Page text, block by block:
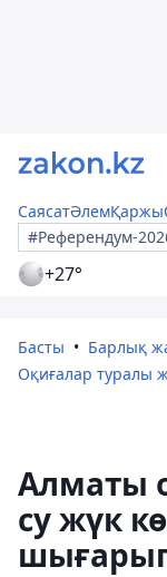
СаясатӘлемҚаржы
#Референдум-
+27°
Басты
Барлық
Оқиғалар туралы
Алматы
су жүк